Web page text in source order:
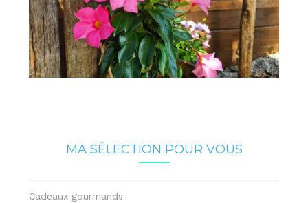
MA SÉLECTION POUR VOUS
Cadeaux gourmands